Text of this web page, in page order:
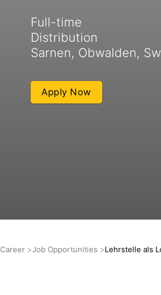
Full-time
Distribution
Sarnen, Obwalden,
Apply Now
Career Job Opportunities Lehrstelle als